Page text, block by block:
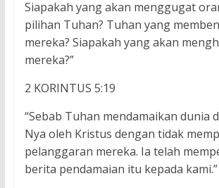
Siapakah yang akan menggugat
pilihan Tuhan? Tuhan yang
mereka? Siapakah yang akan
mereka?”
2 KORINTUS 5:19
“Sebab Tuhan mendamaikan dunia
Nya oleh Kristus dengan tidak
pelanggaran mereka. Ia telah
berita pendamaian itu kepada kami.”